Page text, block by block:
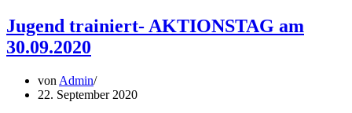
Jugend trainiert- AKTIONSTAG am
30.09.2020
von Admin
22. September 2020